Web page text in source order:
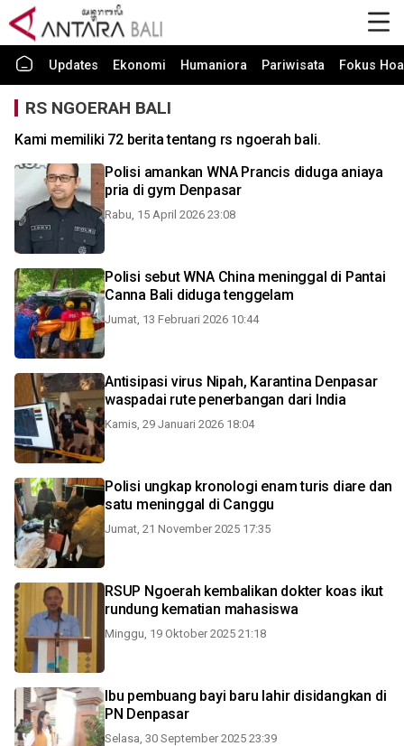
Updates Ekonomi Humaniora Pariwisata Fokus
RS NGOERAH BALI
Kami memiliki 72 berita tentang rs ngoerah bali.
Polisi amankan WNA Prancis diduga aniaya
pria di gym Denpasar
Rabu, 15 April 2026 23:08
Polisi sebut WNA China meninggal di Pantai
Canna Bali diduga tenggelam
Jumat, 13 Februari 2026 10:44
Antisipasi virus Nipah, Karantina Denpasar
waspadai rute penerbangan dari India
Kamis, 29 Januari 2026 18:04
Polisi ungkap kronologi enam turis diare dan
satu meninggal di Canggu
Jumat, 21 November 2025 17:35
RSUP Ngoerah kembalikan dokter koas ikut
rundung kematian mahasiswa
Minggu, 19 Oktober 2025 21:18
Ibu pembuang bayi baru lahir disidangkan di
PN Denpasar
Selasa, 30 September 2025 23:39